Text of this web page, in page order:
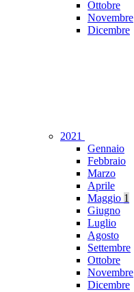
Ottobre
Novembre
Dicembre
2021
Gennaio
Febbraio
Marzo
Aprile
Maggio 1
Giugno
Luglio
Agosto
Settembre
Ottobre
Novembre
Dicembre